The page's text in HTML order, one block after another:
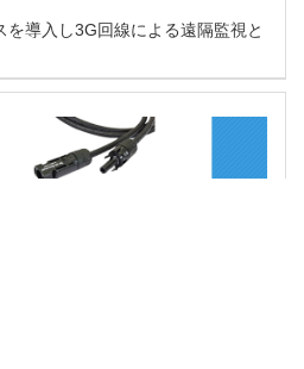
導入し3G回線による遠隔監視と